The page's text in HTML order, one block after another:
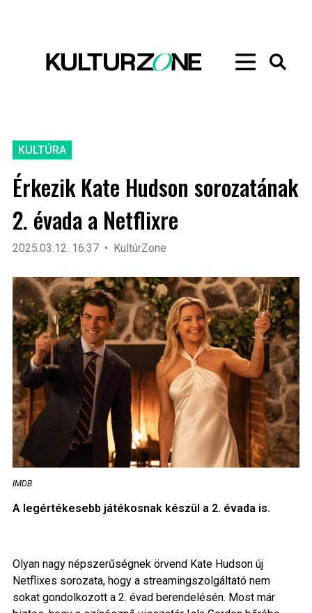
KULTÚRA
Érkezik Kate Hudson sorozatának
2. évada a Netflixre
2025.03.12. 16:37 KultúrZone
IMDB
A legértékesebb játékosnak készül a 2. évada is.
Olyan nagy népszerűségnek örvend Kate Hudson új
Netflixes sorozata, hogy a streamingszolgáltató nem
sokat gondolkozott a 2. évad berendelésén. Most már